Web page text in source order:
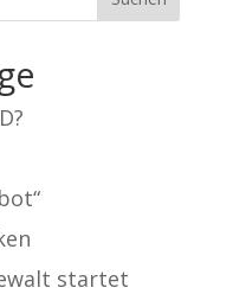
startet